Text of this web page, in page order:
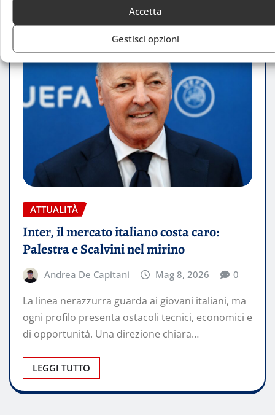
Accetta
Gestisci opzioni
ATTUALITÀ
Inter, il mercato italiano costa caro:
Palestra e Scalvini nel mirino
Andrea De Capitani Mag 8, 2026 0
La linea nerazzurra guarda ai giovani italiani, ma
ogni profilo presenta ostacoli tecnici, economici e
di opportunità. Una direzione chiara…
LEGGI TUTTO